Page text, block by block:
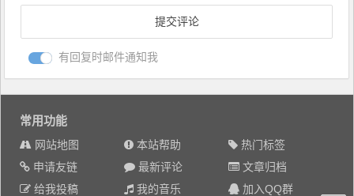
有回复时邮件通知我
常用功能
网站地图 本站帮助
热门标签
申请友链
最新评论
文章归档
给我投稿
我的音乐 加入QQ群